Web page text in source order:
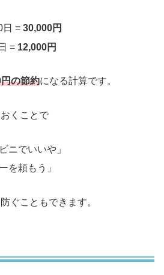
日 =30,000円
= 12,000円
の節約になる計算です。
くことで
ニでいいや」
を頼もう」
ぐこともできます。